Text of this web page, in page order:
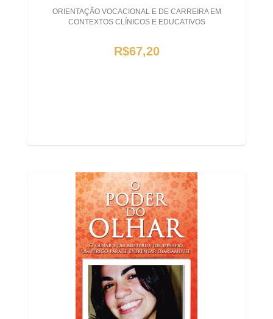
ORIENTAÇÃO VOCACIONAL E DE CARREIRA EM
CONTEXTOS CLÍNICOS E EDUCATIVOS
R$67,20